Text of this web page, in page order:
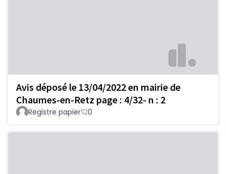
Avis déposé le 13/04/2022 en mairie de
Chaumes-en-Retz page : 4/32- n : 2
Registre papier 0